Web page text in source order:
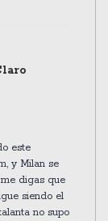
este
y Milan se
digas que
siendo el
no supo